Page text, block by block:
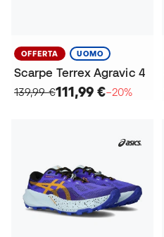
OFFERTA UOMO
Scarpe Terrex Agravic 4
139,99 €111,99 €−20%